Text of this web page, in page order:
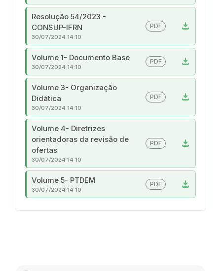
Resolução 54/2023 -
CONSUP-IFRN
download
PDF
30/07/2024 14:10
Volume 1- Documento Base download
PDF
30/07/2024 14:10
Volume 3- Organização
Didática
download
PDF
30/07/2024 14:10
Volume 4- Diretrizes
orientadoras da revisão de
ofertas
download
PDF
30/07/2024 14:10
Volume 5- PTDEM download
PDF
30/07/2024 14:10